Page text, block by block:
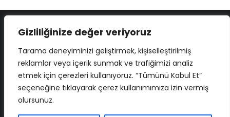
Gizliliğinize değer veriyoruz
Tarama deneyiminizi geliştirmek, kişiselleştirilmiş
reklamlar veya içerik sunmak ve trafiğimizi analiz
etmek için çerezleri kullanıyoruz. “Tümünü Kabul Et”
seçeneğine tıklayarak çerez kullanımımıza izin vermiş
olursunuz.